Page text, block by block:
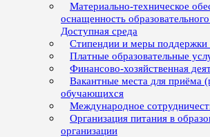
Материально-техническое
оснащенность
Доступная среда
Стипендии и меры
Платные образовательные
Финансово-хозяйственная
Вакантные места для приёма
обучающихся
Международное
Организация питания в
организации